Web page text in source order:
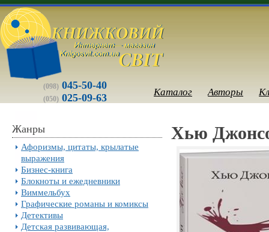
(098) 045-50-40
(050) 025-09-63 Каталог Авторы
Жанры
Афоризмы, цитаты, крылатые
выражения
Бизнес-книга
Блокноты и ежедневники
Виммельбух
Графические романы и комиксы
Детективы
Детская развивающая,
Хью